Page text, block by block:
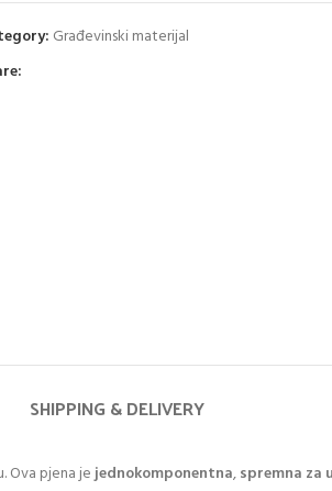
Građevinski materijal
SHIPPING & DELIVERY
Ova pjena jejednokomponentna,spremna za